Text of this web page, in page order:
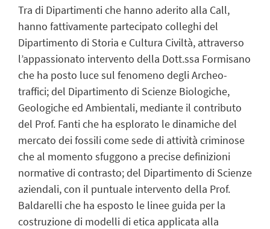
Tra di Dipartimenti che hanno aderito alla Call,
hanno fattivamente partecipato colleghi del
Dipartimento di Storia e Cultura Civiltà, attraverso
l’appassionato intervento della Dott.ssa Formisano
che ha posto luce sul fenomeno degli Archeo-
traffici; del Dipartimento di Scienze Biologiche,
Geologiche ed Ambientali, mediante il contributo
del Prof. Fanti che ha esplorato le dinamiche del
mercato dei fossili come sede di attività criminose
che al momento sfuggono a precise definizioni
normative di contrasto; del Dipartimento di Scienze
aziendali, con il puntuale intervento della Prof.
Baldarelli che ha esposto le linee guida per la
costruzione di modelli di etica applicata alla